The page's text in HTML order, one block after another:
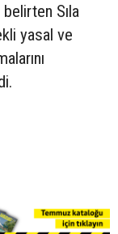
Sıla
yasal ve